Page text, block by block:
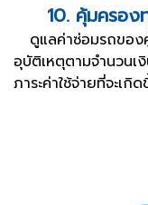
10. คุ้มครอง
ดูแลค่าซ่อมรถของ
อุบัติเหตุตามจำนวนเ
ภาระค่าใช้จ่ายที่จะเกิ